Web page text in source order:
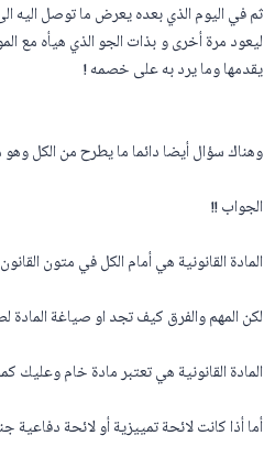
ثم في اليوم الذي بعده يعرض ما توصل
ليعود مرة أخرى و بذات الجو الذي هيأه مع
يقدمها وما يرد به على خصمه !
وهناك سؤال أيضا دائما ما يطرح من الكل وهو
الجواب !!
المادة القانونية هي أمام الكل في متون
لكن المهم والفرق كيف تجد او صياغة المادة
المادة القانونية هي تعتبر مادة خام
أما أذا كانت لائحة تمييزية أو لائحة